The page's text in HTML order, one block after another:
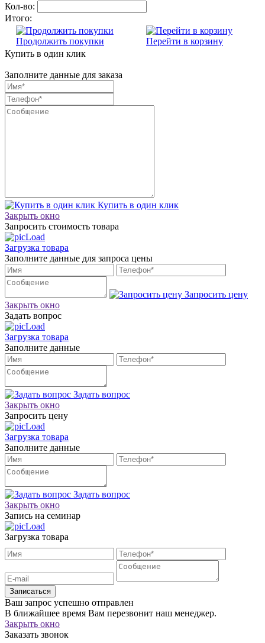
Кол-во:
Итого:
Продолжить покупки
Перейти в корзину
Купить в один клик
Заполните данные для заказа
Купить в один клик
Закрыть окно
Запросить стоимость товара
Загрузка товара
Заполните данные для запроса цены
Запросить цену
Закрыть окно
Задать вопрос
Загрузка товара
Заполните данные
Задать вопрос
Закрыть окно
Запросить цену
Загрузка товара
Заполните данные
Задать вопрос
Закрыть окно
Запись на семинар
Загрузка товара
Записаться
Ваш запрос успешно отправлен
В ближайшее время Вам перезвонит наш менеджер.
Закрыть окно
Заказать звонок